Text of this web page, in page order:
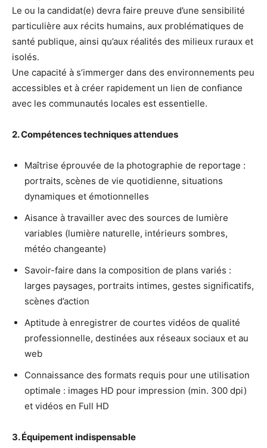
Le ou la candidat(e) devra faire preuve d’une sensibilité
particulière aux récits humains, aux problématiques de
santé publique, ainsi qu’aux réalités des milieux ruraux et
isolés.
Une capacité à s’immerger dans des environnements peu
accessibles et à créer rapidement un lien de confiance
avec les communautés locales est essentielle.
2. Compétences techniques attendues
Maîtrise éprouvée de la photographie de reportage :
portraits, scènes de vie quotidienne, situations
dynamiques et émotionnelles
Aisance à travailler avec des sources de lumière
variables (lumière naturelle, intérieurs sombres,
météo changeante)
Savoir-faire dans la composition de plans variés :
larges paysages, portraits intimes, gestes significatifs,
scènes d’action
Aptitude à enregistrer de courtes vidéos de qualité
professionnelle, destinées aux réseaux sociaux et au
web
Connaissance des formats requis pour une utilisation
optimale : images HD pour impression (min. 300 dpi)
et vidéos en Full HD
3. Équipement indispensable